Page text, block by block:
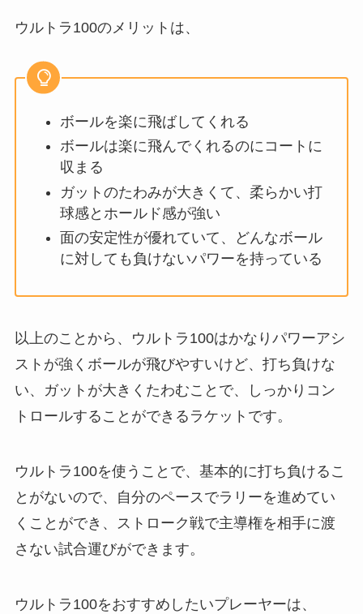
ウルトラ100のメリットは、
ボールを楽に飛ばしてくれる
ボールは楽に飛んでくれるのにコートに
収まる
ガットのたわみが大きくて、柔らかい打
球感とホールド感が強い
面の安定性が優れていて、どんなボール
に対しても負けないパワーを持っている
以上のことから、ウルトラ100はかなりパワーアシ
ストが強くボールが飛びやすいけど、打ち負けな
い、ガットが大きくたわむことで、しっかりコン
トロールすることができるラケットです。
ウルトラ100を使うことで、基本的に打ち負けるこ
とがないので、自分のペースでラリーを進めてい
くことができ、ストローク戦で主導権を相手に渡
さない試合運びができます。
ウルトラ100をおすすめしたいプレーヤーは、